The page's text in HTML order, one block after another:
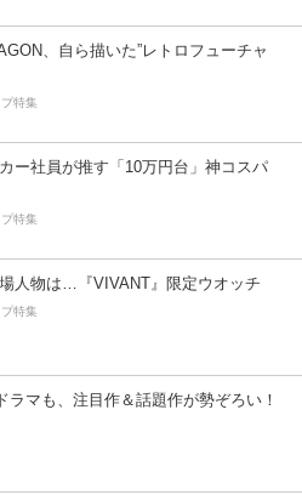
、自ら描いた”レトロフューチャ
特集
カー社員が推す「10万円台」神コスパ
特集
人物は…『VIVANT』限定ウオッチ
特集
ラマも、注目作＆話題作が勢ぞろい！